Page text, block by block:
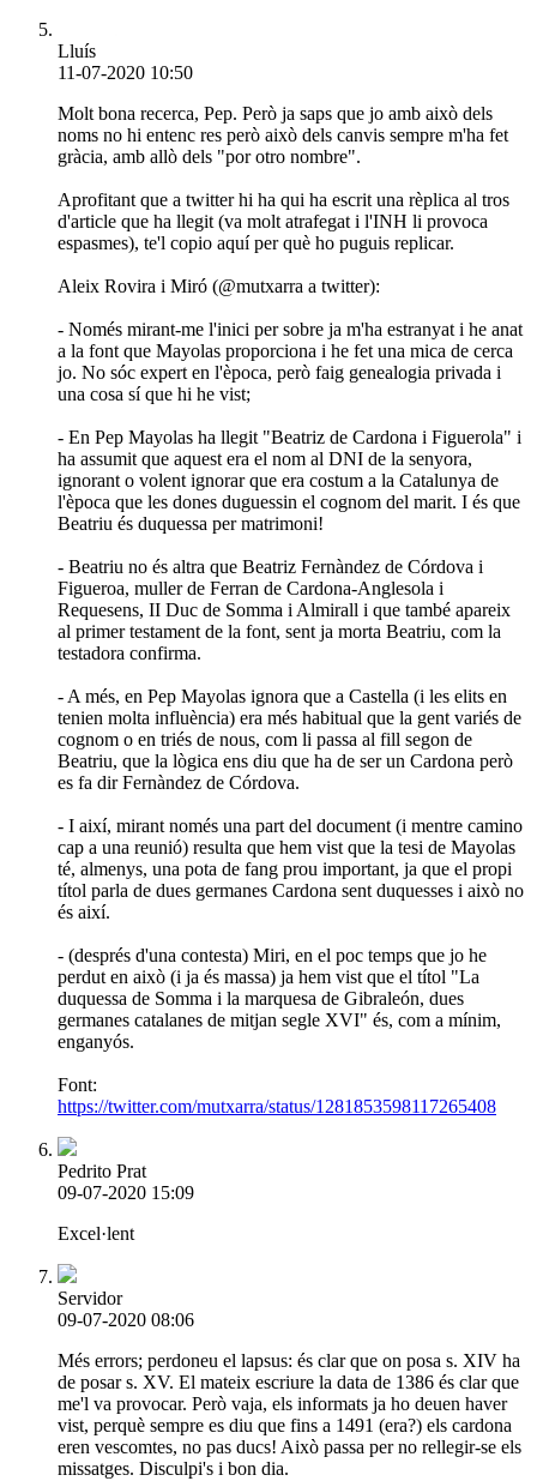
Lluís
11-07-2020 10:50
Molt bona recerca, Pep. Però ja saps que jo amb això dels
noms no hi entenc res però això dels canvis sempre m'ha fet
gràcia, amb allò dels "por otro nombre".
Aprofitant que a twitter hi ha qui ha escrit una rèplica al tros
d'article que ha llegit (va molt atrafegat i l'INH li provoca
espasmes), te'l copio aquí per què ho puguis replicar.
Aleix Rovira i Miró (@mutxarra a twitter):
- Només mirant-me l'inici per sobre ja m'ha estranyat i he anat
a la font que Mayolas proporciona i he fet una mica de cerca
jo. No sóc expert en l'època, però faig genealogia privada i
una cosa sí que hi he vist;
- En Pep Mayolas ha llegit "Beatriz de Cardona i Figuerola" i
ha assumit que aquest era el nom al DNI de la senyora,
ignorant o volent ignorar que era costum a la Catalunya de
l'època que les dones duguessin el cognom del marit. I és que
Beatriu és duquessa per matrimoni!
- Beatriu no és altra que Beatriz Fernàndez de Córdova i
Figueroa, muller de Ferran de Cardona-Anglesola i
Requesens, II Duc de Somma i Almirall i que també apareix
al primer testament de la font, sent ja morta Beatriu, com la
testadora confirma.
- A més, en Pep Mayolas ignora que a Castella (i les elits en
tenien molta influència) era més habitual que la gent variés de
cognom o en triés de nous, com li passa al fill segon de
Beatriu, que la lògica ens diu que ha de ser un Cardona però
es fa dir Fernàndez de Córdova.
- I així, mirant només una part del document (i mentre camino
cap a una reunió) resulta que hem vist que la tesi de Mayolas
té, almenys, una pota de fang prou important, ja que el propi
títol parla de dues germanes Cardona sent duquesses i això no
és així.
- (després d'una contesta) Miri, en el poc temps que jo he
perdut en això (i ja és massa) ja hem vist que el títol "La
duquessa de Somma i la marquesa de Gibraleón, dues
germanes catalanes de mitjan segle XVI" és, com a mínim,
enganyós.
Font:
https://twitter.com/mutxarra/status/1281853598117265408
Pedrito Prat
09-07-2020 15:09
Excel·lent
Servidor
09-07-2020 08:06
Més errors; perdoneu el lapsus: és clar que on posa s. XIV ha
de posar s. XV. El mateix escriure la data de 1386 és clar que
me'l va provocar. Però vaja, els informats ja ho deuen haver
vist, perquè sempre es diu que fins a 1491 (era?) els cardona
eren vescomtes, no pas ducs! Això passa per no rellegir-se els
missatges. Disculpi's i bon dia.